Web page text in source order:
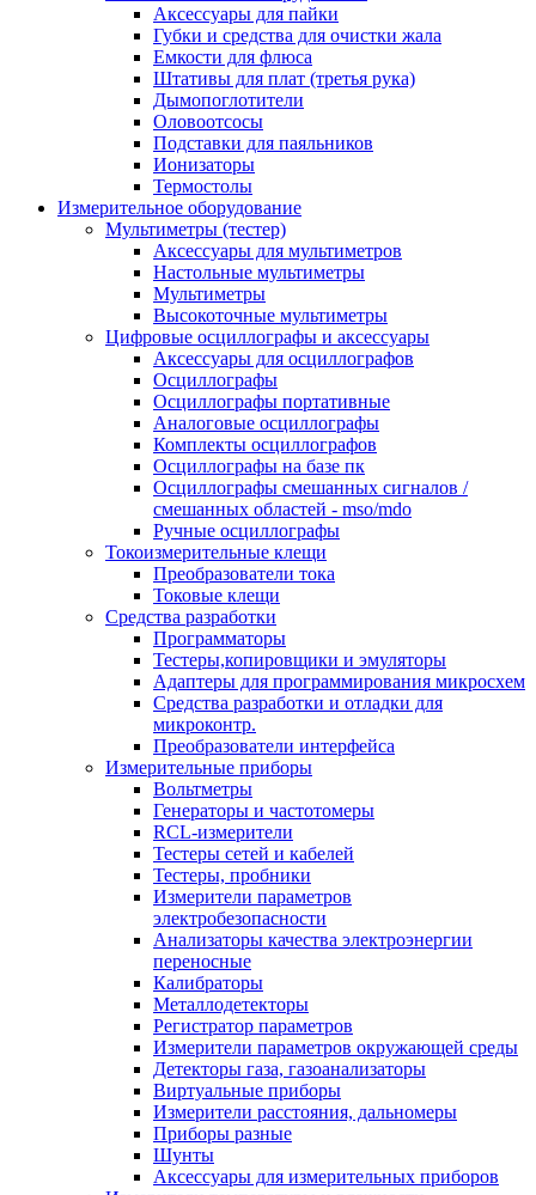
Аксессуары для пайки
Губки и средства для очистки жала
Емкости для флюса
Штативы для плат (третья рука)
Дымопоглотители
Оловоотсосы
Подставки для паяльников
Ионизаторы
Термостолы
Измерительное оборудование
Мультиметры (тестер)
Аксессуары для мультиметров
Настольные мультиметры
Мультиметры
Высокоточные мультиметры
Цифровые осциллографы и аксессуары
Аксессуары для осциллографов
Осциллографы
Осциллографы портативные
Аналоговые осциллографы
Комплекты осциллографов
Осциллографы на базе пк
Осциллографы смешанных сигналов /
смешанных областей - mso/mdo
Ручные осциллографы
Токоизмерительные клещи
Преобразователи тока
Токовые клещи
Средства разработки
Программаторы
Тестеры,копировщики и эмуляторы
Адаптеры для программирования микросхем
Cредства разработки и отладки для
микроконтр.
Преобразователи интерфейса
Измерительные приборы
Вольтметры
Генераторы и частотомеры
RCL-измерители
Тестеры сетей и кабелей
Тестеры, пробники
Измерители параметров
электробезопасности
Анализаторы качества электроэнергии
переносные
Калибраторы
Металлодетекторы
Регистратор параметров
Измерители параметров окружающей среды
Детекторы газа, газоанализаторы
Виртуальные приборы
Измерители расстояния, дальномеры
Приборы разные
Шунты
Аксессуары для измерительных приборов